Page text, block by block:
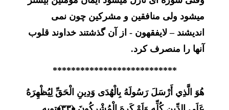
میشود ولی منافقین و مشرکین چون نمی
اندیشند – لایفقهون - از آن گذشتند خداوند قلوب
آنها را منصرف کرد.
***************************
هُوَ الَّذِي أَرْسَلَ رَسُولَهُ بِالْهُدَى وَدِينِ الْحَقِّ لِيُظْهِرَهُ